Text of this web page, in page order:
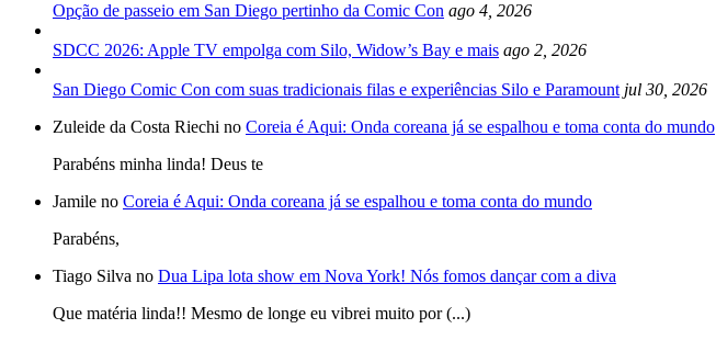
Opção de passeio em San Diego pertinho da Comic Con ago 4, 2026
SDCC 2026: Apple TV empolga com Silo, Widow’s Bay e mais ago 2, 2026
San Diego Comic Con com suas tradicionais filas e experiências Silo e Paramount jul 30, 2026
Zuleide da Costa Riechi no Coreia é Aqui: Onda coreana já se espalhou e toma conta do mundo
Parabéns minha linda! Deus te
Jamile no Coreia é Aqui: Onda coreana já se espalhou e toma conta do mundo
Parabéns,
Tiago Silva no Dua Lipa lota show em Nova York! Nós fomos dançar com a diva
Que matéria linda!! Mesmo de longe eu vibrei muito por (...)